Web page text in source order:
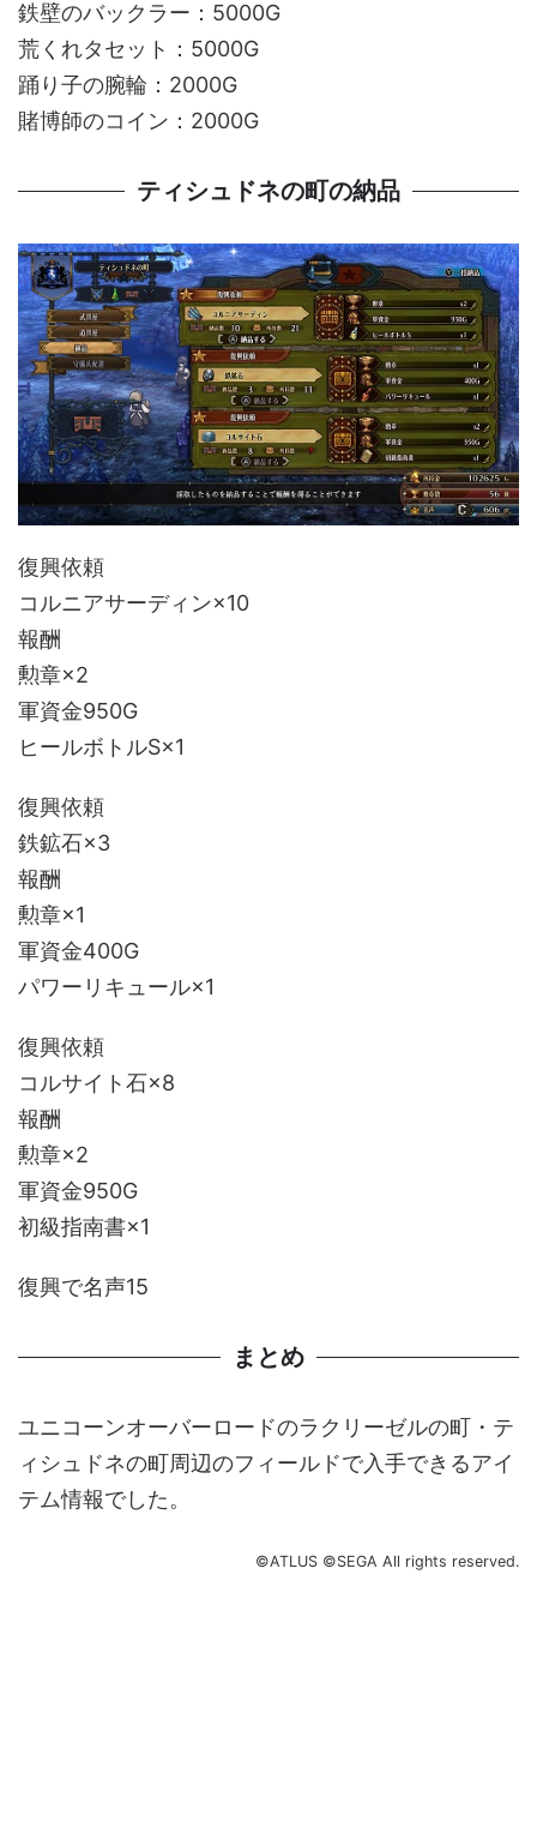
鉄壁のバックラー：5000G
荒くれタセット：5000G
踊り子の腕輪：2000G
賭博師のコイン：2000G
ティシュドネの町の納品
復興依頼
コルニアサーディン×10
報酬
勲章×2
軍資金950G
ヒールボトルS×1
復興依頼
鉄鉱石×3
報酬
勲章×1
軍資金400G
パワーリキュール×1
復興依頼
コルサイト石×8
報酬
勲章×2
軍資金950G
初級指南書×1
復興で名声15
まとめ
ユニコーンオーバーロードのラクリーゼルの町・テ
ィシュドネの町周辺のフィールドで入手できるアイ
テム情報でした。
©ATLUS ©SEGA All rights reserved.